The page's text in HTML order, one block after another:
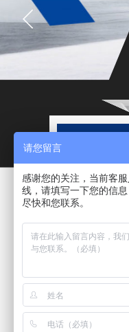
多
近
请您留言
感谢您的关注，当前客
线，请填写一下您的信
尽快和您联系。